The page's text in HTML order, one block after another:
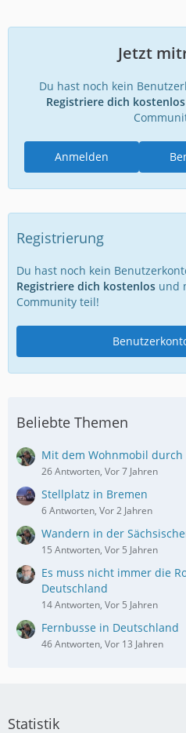
Jetzt
Du hast noch kein
Registriere dich kostenlos
Anmelden
Registrierung
Du hast noch kein
Registriere dich kostenlos und
Community teil!
Beliebte Themen
Mit dem Wohnmobil durch
26 Antworten, Vor 7 Jahren
Stellplatz in Bremen
6 Antworten, Vor 2 Jahren
Wandern in der
15 Antworten, Vor 5 Jahren
Es muss nicht immer die
Deutschland
14 Antworten, Vor 5 Jahren
Fernbusse in Deutschland
46 Antworten, Vor 13 Jahren
Statistik